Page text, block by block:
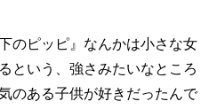
のピッピ』なんかは小さな女
という、強さみたいなところ
のある子供が好きだったんで